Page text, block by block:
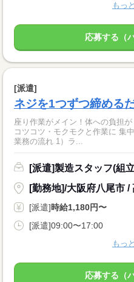
もっ
応募する（
[派遣]
ネジを1つずつ締める
座り作業がメイン！体への負担
コツコツ・モクモクと作業に 集
業務の流れ 1）ラ...
[派遣]製造スタッフ(組
[勤務地]/大阪府八尾市 /
[派遣]時給1,180円〜
[派遣]09:00〜17:00
もっ
応募する（